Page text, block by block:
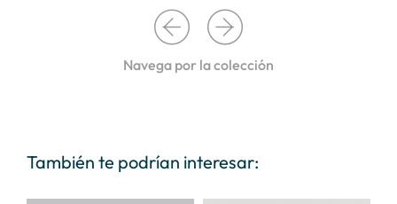
Navega por la colección
También te podrían interesar: